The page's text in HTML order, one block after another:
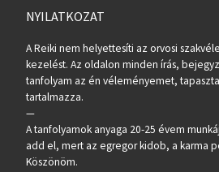
NYILATKOZAT
A Reiki nem helyettesíti az orvosi
kezelést. Az oldalon minden írás,
tanfolyam az én véleményemet,
tartalmazza.
—
A tanfolyamok anyaga 20-25 évem
add el, mert az egregor kidob, a karma
Köszönöm.